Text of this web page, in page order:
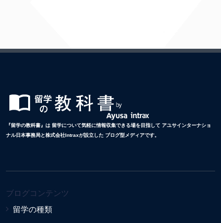
『留学の教科書』は 留学について気軽に情報収集できる場を目指して アユサインターナショ
ナル日本事務局と株式会社Intraxが設立した ブログ型メディアです。
ブログコンテンツ
留学の種類